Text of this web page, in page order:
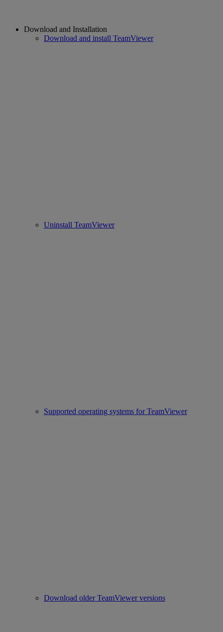
Download and Installation
Download and install TeamViewer
Uninstall TeamViewer
Supported operating systems for TeamViewer
Download older TeamViewer versions